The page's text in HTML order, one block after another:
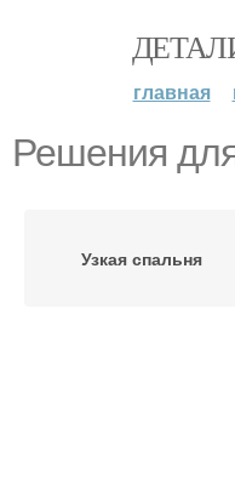
главная
Решения
Узкая спальня